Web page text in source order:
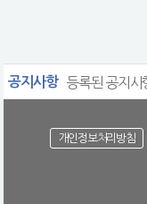
공지사항 등록된 공지사
개인정보처리방침